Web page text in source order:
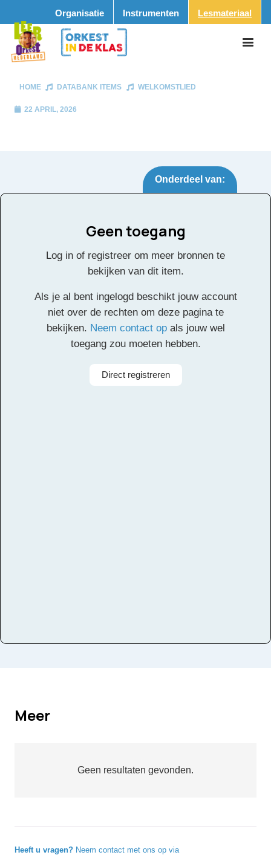
Organisatie Instrumenten Lesmateriaal
HOME DATABANK ITEMS WELKOMSTLIED
22 APRIL, 2026
Onderdeel van:
Welkomstlied
Facebook
TwitterEmailPinterestLinkedIn
Delen
Geen toegang
Log in of registreer om meer bronnen te
bekijken van dit item.
Als je al bent ingelogd beschikt jouw account
niet over de rechten om deze pagina te
bekijken. Neem contact opals jouw wel
toegang zou moeten hebben.
Direct registreren
Alle rechten voorbehouden
Otto de Jong
Meer
Geen resultaten gevonden.
Heeft u vragen? Neem contact met ons op via